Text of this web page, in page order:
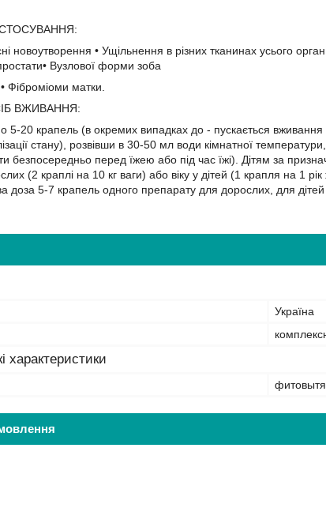
новоутворення • Ущільнення в різних тканинах усього
Вузлової форми зоба
Фіброміоми матки.
ВЖИВАННЯ:
5-20 крапель (в окремих випадках до - пускається
стану), розвівши в 30-50 мл води кімнатної
безпосередньо перед їжею або під час їжі). Дітям за
(2 краплі на 10 кг ваги) або віку у дітей (1 крапля на 1
доза 5-7 крапель одного препарату для дорослих, для
Україна
характеристики